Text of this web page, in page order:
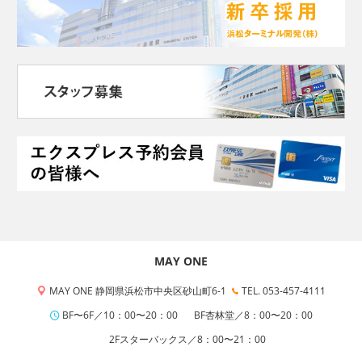
MAY ONE
MAY ONE 静岡県浜松市中央区砂山町6-1
TEL. 053-457-4111
BF〜6F／10：00〜20：00
BF杏林堂／8：00〜20：00
2Fスターバックス／8：00〜21：00